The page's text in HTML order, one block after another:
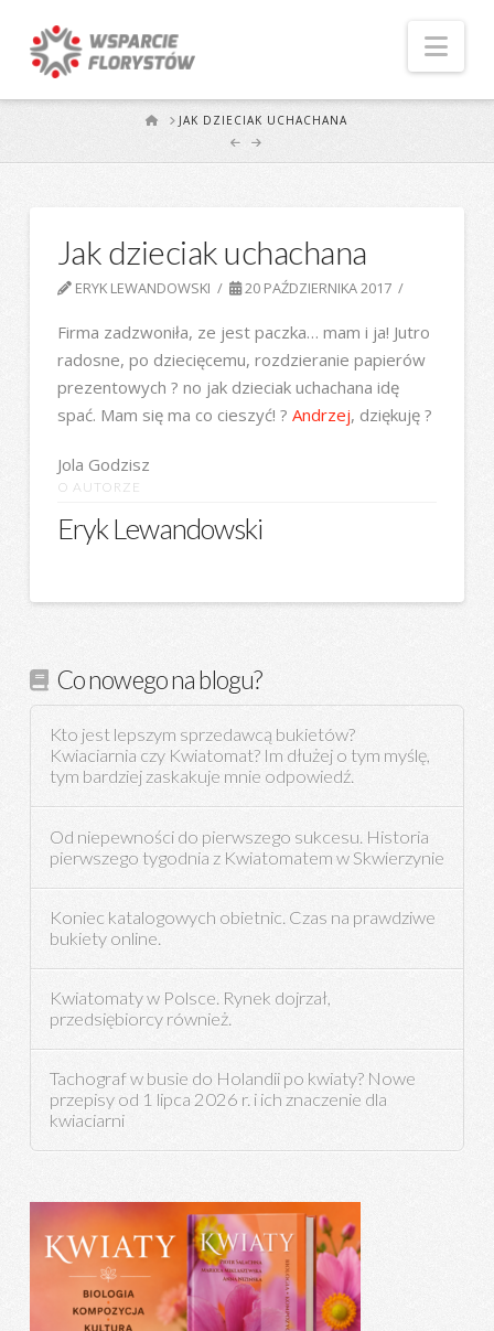
STARTJAK DZIECIAK UCHACHANA
Jak dzieciak uchachana
ERYK LEWANDOWSKI 20 PAŹDZIERNIKA 2017
Firma zadzwoniła, ze jest paczka… mam i ja! Jutro
radosne, po dziecięcemu, rozdzieranie papierów
prezentowych ? no jak dzieciak uchachana idę
spać. Mam się ma co cieszyć! ? Andrzej, dziękuję ?
Jola Godzisz
O AUTORZE
Eryk Lewandowski
Co nowego na blogu?
Kto jest lepszym sprzedawcą bukietów?
Kwiaciarnia czy Kwiatomat? Im dłużej o tym myślę,
tym bardziej zaskakuje mnie odpowiedź.
Od niepewności do pierwszego sukcesu. Historia
pierwszego tygodnia z Kwiatomatem w Skwierzynie
Koniec katalogowych obietnic. Czas na prawdziwe
bukiety online.
Kwiatomaty w Polsce. Rynek dojrzał,
przedsiębiorcy również.
Tachograf w busie do Holandii po kwiaty? Nowe
przepisy od 1 lipca 2026 r. i ich znaczenie dla
kwiaciarni